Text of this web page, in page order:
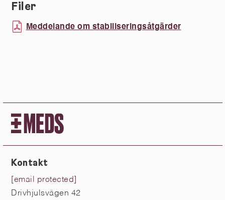
Filer
Meddelande om stabiliseringsåtgärder
Kontakt
[email protected]
Drivhjulsvägen 42